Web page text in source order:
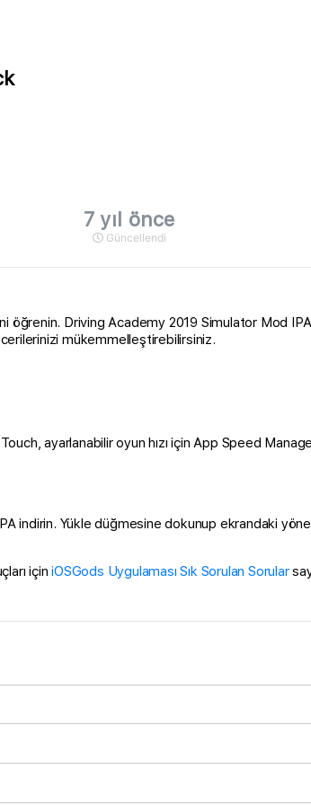
7 yıl önce
Güncellendi
Driving Academy 2019 Simulator Mod IPA
mükemmelleştirebilirsiniz.
ayarlanabilir oyun hızı için App Speed
indirin. Yükle düğmesine dokunup ekrandaki
içiniOSGods Uygulaması Sık Sorulan Sorular